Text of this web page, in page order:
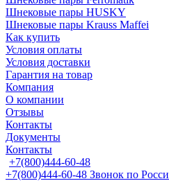
Шнековые пары HUSKY
Шнековые пары Krauss Maffei
Как купить
Условия оплаты
Условия доставки
Гарантия на товар
Компания
О компании
Отзывы
Контакты
Документы
Контакты
+7(800)444-60-48
+7(800)444-60-48 Звонок по